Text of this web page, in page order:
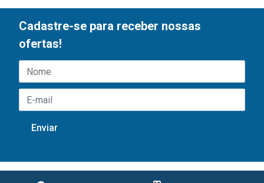
Cadastre-se para receber nossas
ofertas!